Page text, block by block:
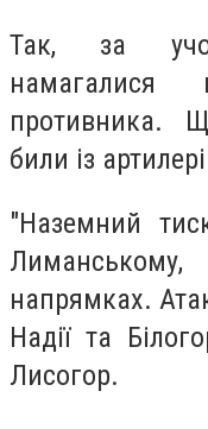
Так, за
противника.
били із
"Наземний
напрямках.
Надії та
Лисогор.